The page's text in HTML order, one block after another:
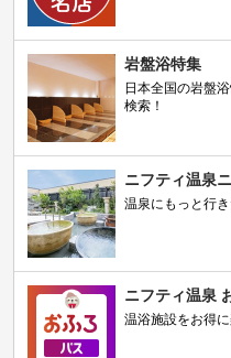
岩盤浴特集
日本全国の岩盤
検索！
ニフティ温泉
温泉にもっと行
ニフティ温泉
温浴施設をお得